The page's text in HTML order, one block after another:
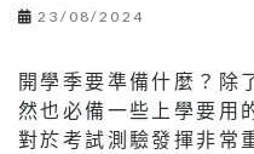
23/08/2024
開學季要準備什麼？除
然也必備一些上學要用
對於考試測驗發揮非常